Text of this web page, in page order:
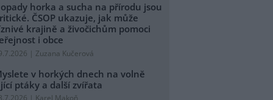
horka a sucha na přírodu jsou
ČSOP ukazuje, jak může
krajině a živočichům pomoci
i obce
| Zuzana Kučerová
v horkých dnech na volně
ptáky a další zvířata
| Karel Makoň